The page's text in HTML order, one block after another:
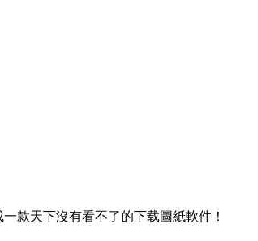
一款天下沒有看不了的下载圖紙軟件！